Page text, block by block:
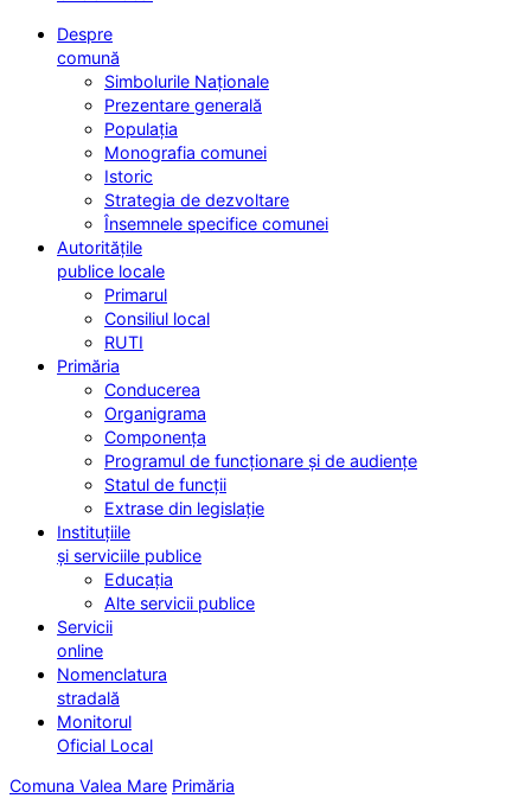
Despre
comună
Simbolurile Naționale
Prezentare generală
Populația
Monografia comunei
Istoric
Strategia de dezvoltare
Însemnele specifice comunei
Autoritățile
publice locale
Primarul
Consiliul local
RUTI
Primăria
Conducerea
Organigrama
Componența
Programul de funcționare și de audiențe
Statul de funcții
Extrase din legislație
Instituțiile
și serviciile publice
Educația
Alte servicii publice
Servicii
online
Nomenclatura
stradală
Monitorul
Oficial Local
Comuna Valea Mare Primăria